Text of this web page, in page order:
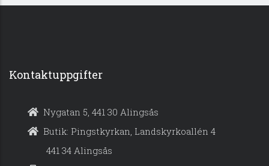
Kontaktuppgifter
Nygatan 5, 441 30 Alingsås
Butik: Pingstkyrkan, Landskyrkoallén 4
441 34 Alingsås